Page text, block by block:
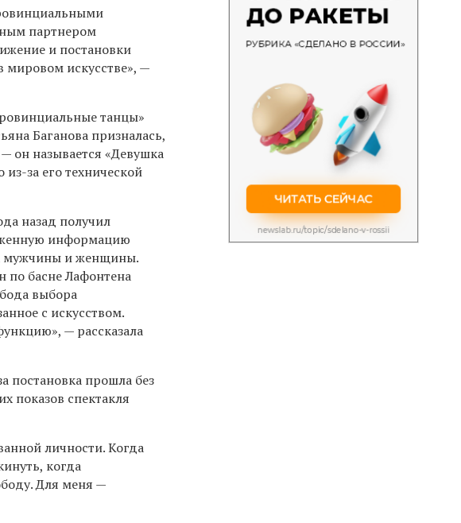
партнером
и постановки
мировом искусстве», —
танцы»
Баганова призналась,
он называется «Девушка
за его технической
назад получил
информацию
мужчины и женщины.
по басне Лафонтена
выбора
с искусством.
— рассказала
постановка прошла без
показов спектакля
личности. Когда
когда
Для меня —